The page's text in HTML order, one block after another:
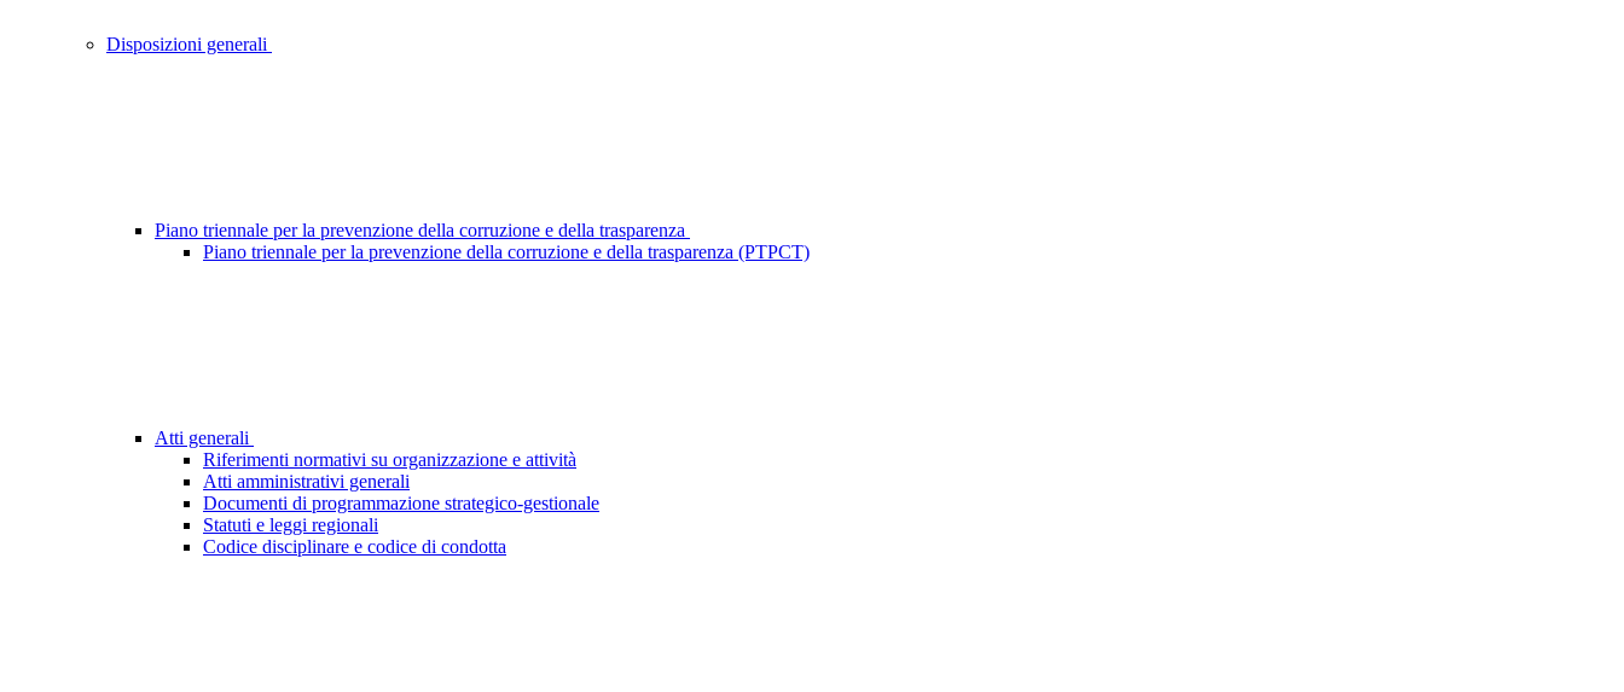
Disposizioni generali
Piano triennale per la prevenzione della corruzione e della trasparenza
Piano triennale per la prevenzione della corruzione e della trasparenza (PTPCT)
Atti generali
Riferimenti normativi su organizzazione e attività
Atti amministrativi generali
Documenti di programmazione strategico-gestionale
Statuti e leggi regionali
Codice disciplinare e codice di condotta